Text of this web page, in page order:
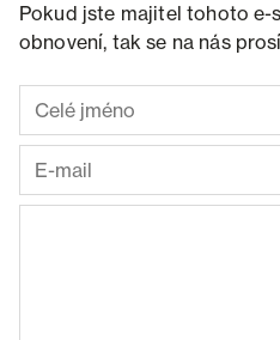
Pokud jste majitel tohoto e-
obnovení, tak se na nás